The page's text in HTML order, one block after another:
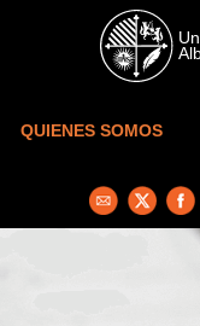
Skip to main content
QUIENES SOMOS